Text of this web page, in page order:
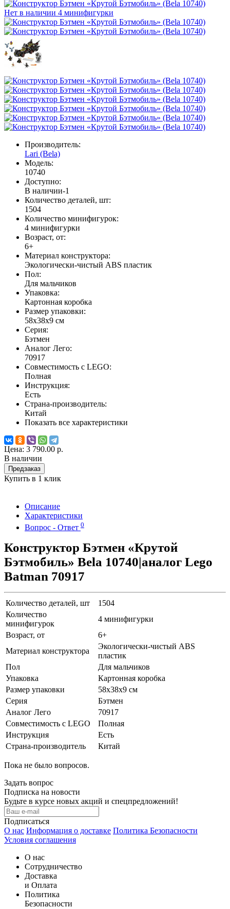
Нет в наличии 4 минифигурки
Производитель:
Lari (Bela)
Модель:
10740
Доступно:
В наличии-1
Количество деталей, шт:
1504
Количество минифигурок:
4 минифигурки
Возраст, от:
6+
Материал конструктора:
Экологически-чистый ABS пластик
Пол:
Для мальчиков
Упаковка:
Картонная коробка
Размер упаковки:
58х38х9 см
Серия:
Бэтмен
Аналог Лего:
70917
Совместимость с LEGO:
Полная
Инструкция:
Есть
Страна-производитель:
Китай
Показать все характеристики
Цена: 3 790.00 р.
В наличии
Предзаказ
Купить в 1 клик
Описание
Характеристики
Вопрос - Ответ 0
Конструктор Бэтмен «Крутой
Бэтмобиль» Bela 10740|аналог Lego
Batman 70917
Количество деталей, шт
1504
Количество
минифигурок
4 минифигурки
Возраст, от
6+
Материал конструктора
Экологически-чистый ABS
пластик
Пол
Для мальчиков
Упаковка
Картонная коробка
Размер упаковки
58х38х9 см
Серия
Бэтмен
Аналог Лего
70917
Совместимость с LEGO
Полная
Инструкция
Есть
Страна-производитель
Китай
Пока не было вопросов.
Задать вопрос
Подписка на новости
Будьте в курсе новых акций и спецпредложений!
Подписаться
О нас Информация о доставке Политика Безопасности
Условия соглашения
О нас
Сотрудничество
Доставка
и Оплата
Политика
Безопасности